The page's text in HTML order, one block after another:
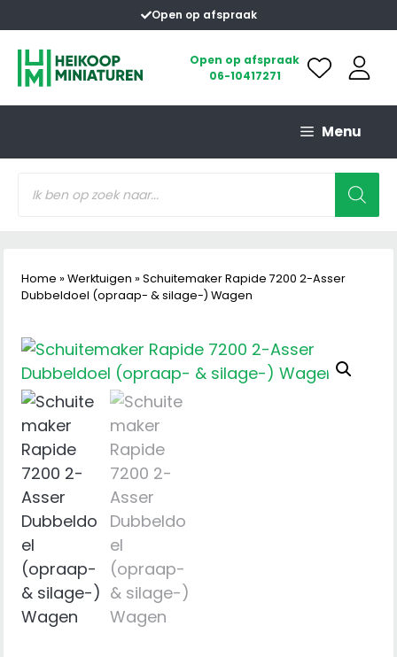
naar
inhoud
Open op afspraak
Open op afspraak
06-10417271
Menu
zoeken
Home » Werktuigen » Schuitemaker Rapide 7200 2-Asser
Dubbeldoel (opraap- & silage-) Wagen